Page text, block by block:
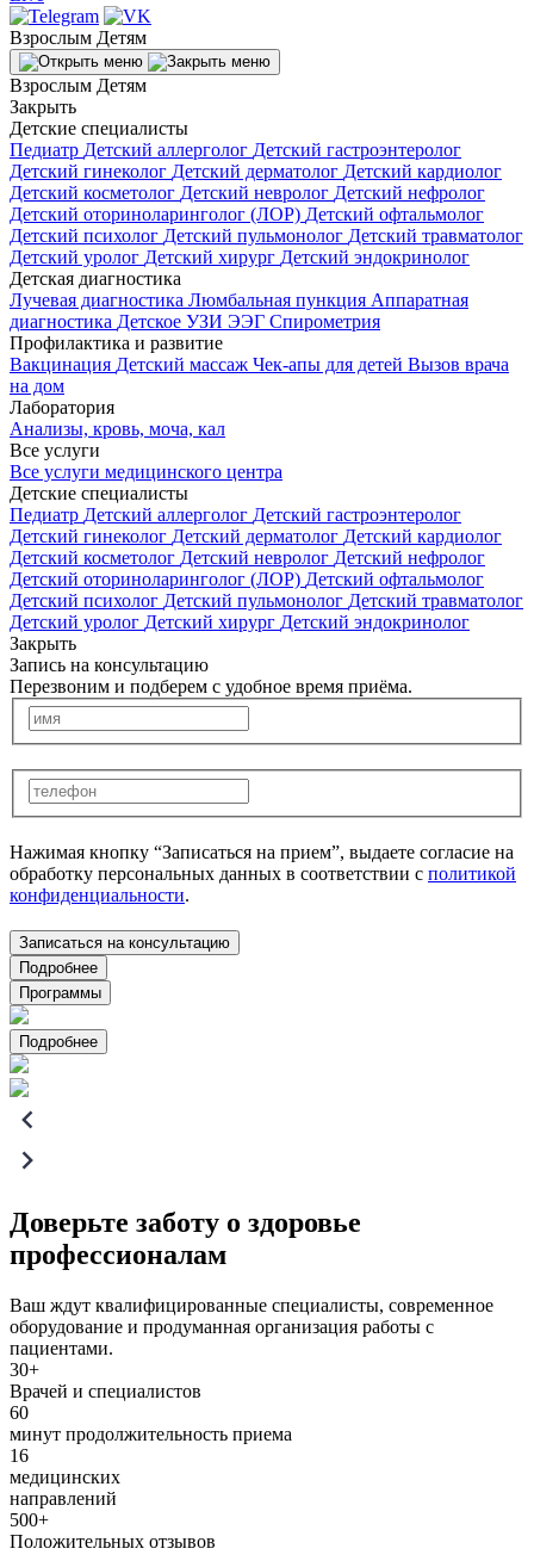
Взрослым Детям
Взрослым Детям
Закрыть
Детские специалисты
Педиатр Детский аллерголог Детский гастроэнтеролог
Детский гинеколог Детский дерматолог Детский кардиолог
Детский косметолог Детский невролог Детский нефролог
Детский оториноларинголог (ЛОР) Детский офтальмолог
Детский психолог Детский пульмонолог Детский травматолог
Детский уролог Детский хирург Детский эндокринолог
Детская диагностика
Лучевая диагностика Люмбальная пункция Аппаратная
диагностика Детское УЗИ ЭЭГ Спирометрия
Профилактика и развитие
Вакцинация Детский массаж Чек-апы для детей Вызов врача
на дом
Лаборатория
Анализы, кровь, моча, кал
Все услуги
Все услуги медицинского центра
Детские специалисты
Педиатр Детский аллерголог Детский гастроэнтеролог
Детский гинеколог Детский дерматолог Детский кардиолог
Детский косметолог Детский невролог Детский нефролог
Детский оториноларинголог (ЛОР) Детский офтальмолог
Детский психолог Детский пульмонолог Детский травматолог
Детский уролог Детский хирург Детский эндокринолог
Закрыть
Запись на консультацию
Перезвоним и подберем с удобное время приёма.
Нажимая кнопку “Записаться на прием”, выдаете согласие на
обработку персональных данных в соответствии с политикой
конфиденциальности.
Записаться на консультацию
Подробнее
Программы
Подробнее
Доверьте заботу о здоровье
профессионалам
Ваш ждут квалифицированные специалисты, современное
оборудование и продуманная организация работы с
пациентами.
30+
Врачей и специалистов
60
минут продолжительность приема
16
медицинских
направлений
500+
Положительных отзывов